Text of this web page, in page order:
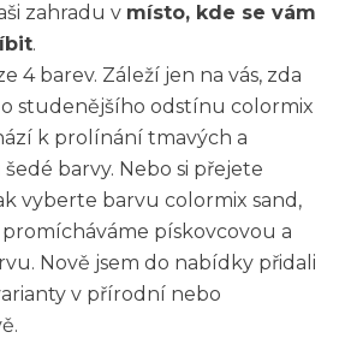
zahradu v místo, kde se vám
.
4 barev. Záleží jen na vás, zda
studenějšího odstínu colormix
k prolínání tmavých a
barvy. Nebo si přejete
vyberte barvu colormix sand,
pískovcovou a
Nově jsem do nabídky přidali
v přírodní nebo